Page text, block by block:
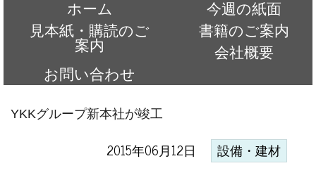
ホーム
今週の紙面
見本紙・購読のご
案内
書籍のご案内
会社概要
お問い合わせ
YKKグループ新本社が竣工
2015年06月12日 設備・建材